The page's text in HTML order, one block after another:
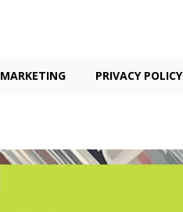
MARKETING PRIVACY POLICY